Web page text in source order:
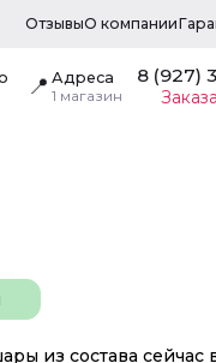
ОтзывыО компании
📍 Адреса
1 магазин
8 (927)
из состава сейчас